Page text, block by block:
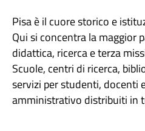
Pisa è il cuore storico e
Qui si concentra la maggior
didattica, ricerca e terza
Scuole, centri di ricerca,
servizi per studenti, docenti
amministrativo distribuiti in